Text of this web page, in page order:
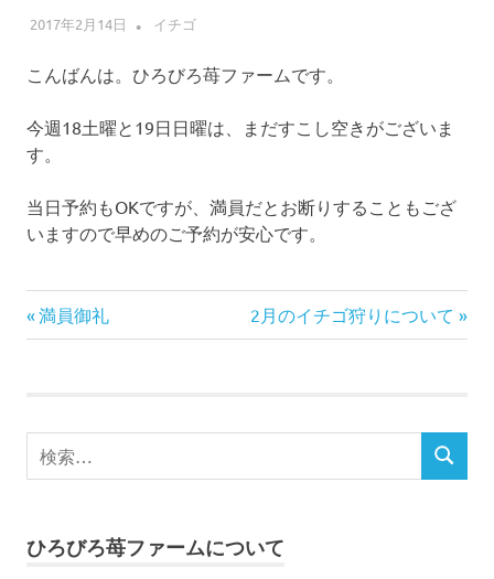
験
2017年2月14日 ひろびろ苺ファーム
イチゴ
こんばんは。ひろびろ苺ファームです。
今週18土曜と19日日曜は、まだすこし空きがございま
す。
当日予約もOKですが、満員だとお断りすることもござ
いますので早めのご予約が安心です。
投
ビ
ー
前
の
満員御礼
次
の
2月のイチゴ狩りについて
検
索
検
ひろびろ苺ファームについて